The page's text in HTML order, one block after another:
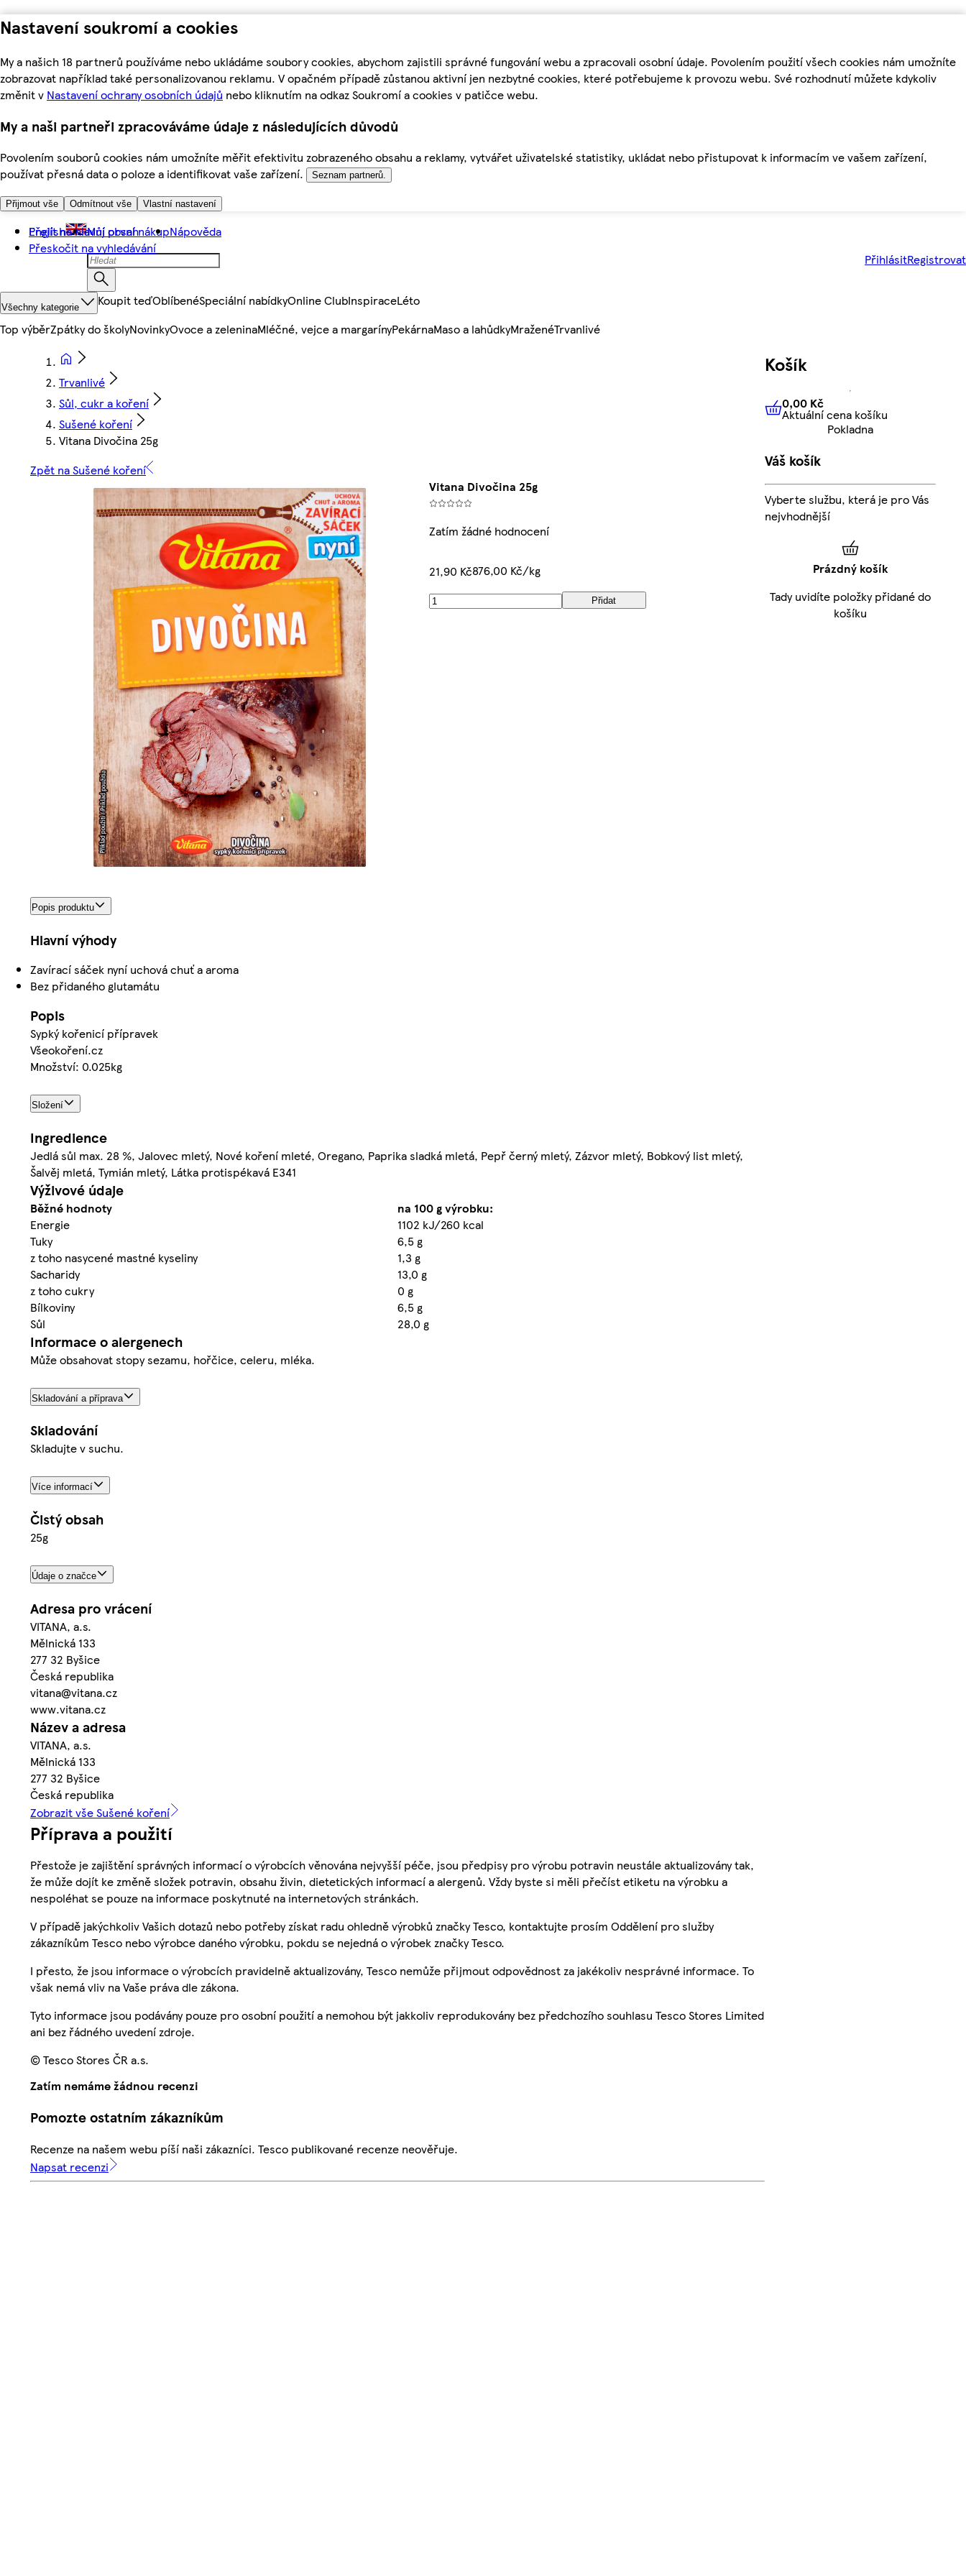
Nastavení soukromí a cookies
My a našich 18 partnerů používáme nebo ukládáme soubory cookies, abychom zajistili správné fungování webu a zpracovali osobní údaje. Povolením použití všech cookies nám umožníte
zobrazovat například také personalizovanou reklamu. V opačném případě zůstanou aktivní jen nezbytné cookies, které potřebujeme k provozu webu. Své rozhodnutí můžete kdykoliv
změnit v Nastavení ochrany osobních údajů nebo kliknutím na odkaz Soukromí a cookies v patičce webu.
My a naši partneři zpracováváme údaje z následujících důvodů
Povolením souborů cookies nám umožníte měřit efektivitu zobrazeného obsahu a reklamy, vytvářet uživatelské statistiky, ukládat nebo přistupovat k informacím ve vašem zařízení,
používat přesná data o poloze a identifikovat vaše zařízení.
Seznam partnerů.
Přijmout vše Odmítnout vše Vlastní nastavení
Přejít na hlavní obsah
Přeskočit na vyhledávání
English Můj první nákupNápověda
PřihlásitRegistrovat
Všechny kategorie Koupit teďOblíbenéSpeciální nabídkyOnline ClubInspiraceLéto
Top výběrZpátky do školyNovinkyOvoce a zeleninaMléčné, vejce a margarínyPekárnaMaso a lahůdkyMraženéTrvanlivé
Trvanlivé
Sůl, cukr a koření
Sušené koření
Vitana Divočina 25g
Zpět na Sušené koření
Vitana Divočina 25g
Zatím žádné hodnocení
21,90 Kč876,00 Kč/kg
Přidat
Popis produktu
Hlavní výhody
Zavírací sáček nyní uchová chuť a aroma
Bez přidaného glutamátu
Popis
Sypký kořenicí přípravek
Všeokoření.cz
Množství: 0.025kg
Složení
Ingredience
Jedlá sůl max. 28 %, Jalovec mletý, Nové koření mleté, Oregano, Paprika sladká mletá, Pepř černý mletý, Zázvor mletý, Bobkový list mletý,
Šalvěj mletá, Tymián mletý, Látka protispékavá E341
Výživové údaje
Běžné hodnoty
na 100 g výrobku:
Energie
1102 kJ/260 kcal
Tuky
6,5 g
z toho nasycené mastné kyseliny
1,3 g
Sacharidy
13,0 g
z toho cukry
0 g
Bílkoviny
6,5 g
Sůl
28,0 g
Informace o alergenech
Může obsahovat stopy sezamu, hořčice, celeru, mléka.
Skladování a příprava
Skladování
Skladujte v suchu.
Více informací
Čistý obsah
25g
Údaje o značce
Adresa pro vrácení
VITANA, a.s.
Mělnická 133
277 32 Byšice
Česká republika
vitana@vitana.cz
www.vitana.cz
Název a adresa
VITANA, a.s.
Mělnická 133
277 32 Byšice
Česká republika
Zobrazit vše Sušené koření
Příprava a použití
Přestože je zajištění správných informací o výrobcích věnována nejvyšší péče, jsou předpisy pro výrobu potravin neustále aktualizovány tak,
že může dojít ke změně složek potravin, obsahu živin, dietetických informací a alergenů. Vždy byste si měli přečíst etiketu na výrobku a
nespoléhat se pouze na informace poskytnuté na internetových stránkách.
V případě jakýchkoliv Vašich dotazů nebo potřeby získat radu ohledně výrobků značky Tesco, kontaktujte prosím Oddělení pro služby
zákazníkům Tesco nebo výrobce daného výrobku, pokdu se nejedná o výrobek značky Tesco.
I přesto, že jsou informace o výrobcích pravidelně aktualizovány, Tesco nemůže přijmout odpovědnost za jakékoliv nesprávné informace. To
však nemá vliv na Vaše práva dle zákona.
Tyto informace jsou podávány pouze pro osobní použití a nemohou být jakkoliv reprodukovány bez předchozího souhlasu Tesco Stores Limited
ani bez řádného uvedení zdroje.
© Tesco Stores ČR a.s.
Zatím nemáme žádnou recenzi
Pomozte ostatním zákazníkům
Recenze na našem webu píší naši zákazníci. Tesco publikované recenze neověřuje.
Napsat recenzi
Košík
0,00 KčAktuální cena košíku
0,00 Kč
Aktuální cena košíku
Pokladna
Váš košík
Vyberte službu, která je pro Vás
nejvhodnější
Prázdný košík
Tady uvidíte položky přidané do
košíku